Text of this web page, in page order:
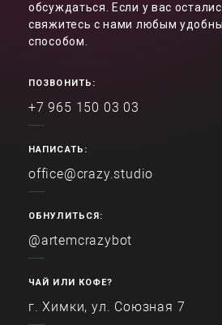
обсуждаться. Если у вас
свяжитесь с нами любым
способом.
ПОЗВОНИТЬ:
+7 965 150 03 03
НАПИСАТЬ:
office@crazy.studio
ОБНУЛИТЬСЯ:
@artemcrazybot
ЧАЙ ИЛИ КОФЕ?
г. Химки, ул. Союзная 7